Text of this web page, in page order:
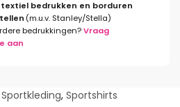
bedrukken en borduren
(m.u.v. Stanley/Stella)
bedrukkingen?Vraag
aan
Sportkleding, Sportshirts